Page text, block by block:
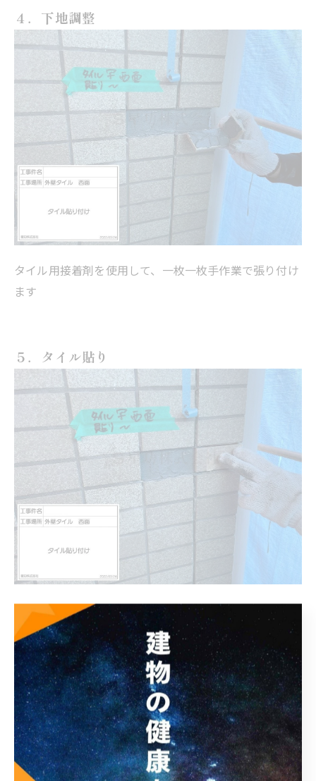
４．下地調整
タイル用接着剤を使用して、一枚一枚手作業で張り付け
ます
５．タイル貼り
目地の線がまっすぐになるよう 慎重に張り付けます
６．目地埋め